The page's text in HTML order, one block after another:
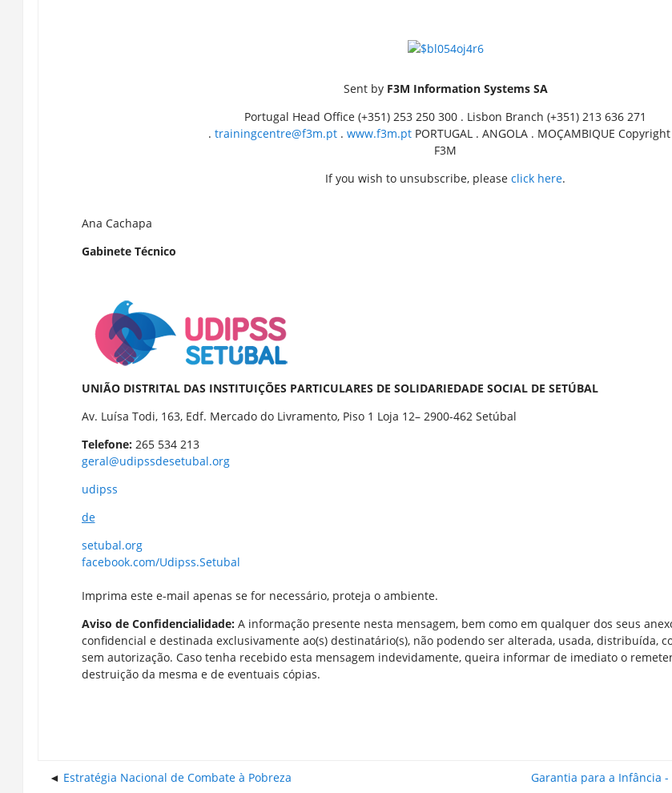
Sent by F3M Information Systems SA
Portugal Head Office (+351) 253 250 300 . Lisbon Branch (+351) 213 636 271
. trainingcentre@f3m.pt. www.f3m.ptPORTUGAL . ANGOLA . MOÇAMBIQUE
F3M
If you wish to unsubscribe, please click here.
Ana Cachapa
Gabinete Técnico
UNIÃO DISTRITAL DAS INSTITUIÇÕES PARTICULARES DE SOLIDARIEDADE SOCIAL DE SETÚBAL
Av. Luísa Todi, 163, Edf. Mercado do Livramento, Piso 1 Loja 12– 2900-462 Setúbal
Telefone:265 534 213
geral@udipssdesetubal.org
udipss
de
setubal.org
facebook.com/Udipss.Setubal
Imprima este e-mail apenas se for necessário, proteja o ambiente.
Aviso de Confidencialidade: A informação presente nesta mensagem, bem como em qualquer dos seus
confidencial e destinada exclusivamente ao(s) destinatário(s), não podendo ser alterada, usada, distribuída,
sem autorização. Caso tenha recebido esta mensagem indevidamente, queira informar de imediato o
destruição da mesma e de eventuais cópias.
Estratégia Nacional de Combate à Pobreza Garantia para a Infância -